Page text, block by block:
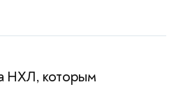
НХЛ, которым